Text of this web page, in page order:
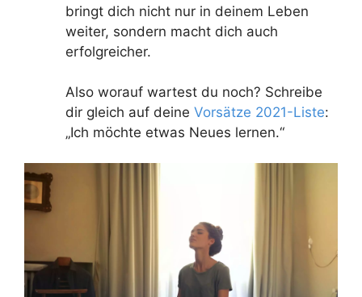
bringt dich nicht nur in deinem Leben
weiter, sondern macht dich auch
erfolgreicher.
Also worauf wartest du noch? Schreibe
dir gleich auf deine Vorsätze 2021-Liste:
„Ich möchte etwas Neues lernen.“